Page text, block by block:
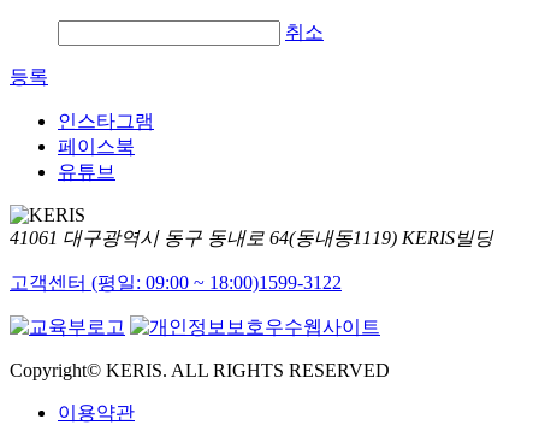
취소
등록
인스타그램
페이스북
유튜브
41061 대구광역시 동구 동내로 64(동내동1119) KERIS빌딩
고객센터 (평일: 09:00 ~ 18:00)1599-3122
Copyright© KERIS. ALL RIGHTS RESERVED
이용약관